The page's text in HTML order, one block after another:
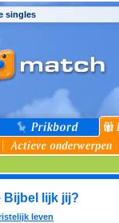
singles
Bijbel lijk jij?
leven